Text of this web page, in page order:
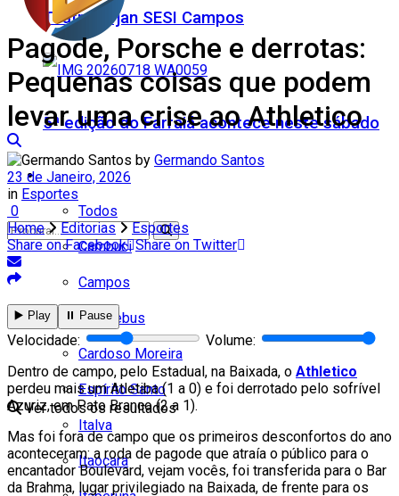
Teatro Firjan SESI Campos
5ª edição do Farraiá acontece neste sábado
Cidades
Todos
Cambuci
Campos
Carapebus
Cardoso Moreira
Espírito Santo
Italva
Itaocara
Nenhum resultado
Ver todos os resultados
Pagode, Porsche e derrotas:
Pequenas coisas que podem
levar uma crise ao Athletico
by Germando Santos
23 de Janeiro, 2026
in Esportes
0
Home
Editorias
Esportes
Share on Facebook Share on Twitter
▶️ Play ⏸️ Pause
Velocidade:
Volume:
Dentro de campo, pelo Estadual, na Baixada, o Athletico
perdeu mais um Atletiba (1 a 0) e foi derrotado pelo sofrível
Azuriz, em Pato Branco (2 a 1).
Mas foi fora de campo que os primeiros desconfortos do ano
aconteceram: a roda de pagode que atraía o público para o
encantador Boulevard, vejam vocês, foi transferida para o Bar
da Brahma, lugar privilegiado na Baixada, de frente para os